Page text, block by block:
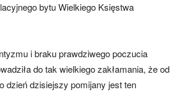
bytu Wielkiego Księstwa
i braku prawdziwego poczucia
do tak wielkiego zakłamania, że od
dzień dzisiejszy pomijany jest ten